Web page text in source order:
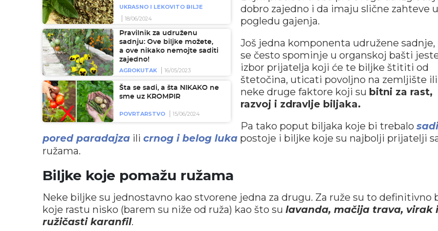
UKRASNO I LEKOVITO BILJE
18/06/2024
Pravilnik za udruženu
sadnju: Ove biljke možete,
a ove nikako nemojte saditi
zajedno!
AGROKUTAK
16/05/2023
Šta se sadi, a šta NIKAKO ne
sme uz KROMPIR
POVRTARSTVO 15/06/2024
dobro zajedno i da imaju slične zahteve u
pogledu gajenja.
Još jedna komponenta udružene sadnje,
se često spominje u organskoj bašti
izbor prijatelja koji će te biljke štititi od
štetočina, uticati povoljno na zemljište ili
neke druge faktore koji su bitni za rast,
razvoj i zdravlje biljaka.
Pa tako poput biljaka koje bi trebalo
pored paradajza ili crnog i belog luka postoje i biljke koje su najbolji prijatelji
ružama.
Biljke koje pomažu ružama
Neke biljke su jednostavno kao stvorene jedna za drugu. Za ruže su to definitivno
koje rastu nisko (barem su niže od ruža) kao što su lavanda, mačija trava, virak i
ružičasti karanfil.